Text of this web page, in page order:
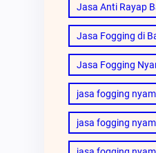
Jasa Anti Rayap
Jasa Fogging di
Jasa Fogging
jasa fogging
jasa fogging